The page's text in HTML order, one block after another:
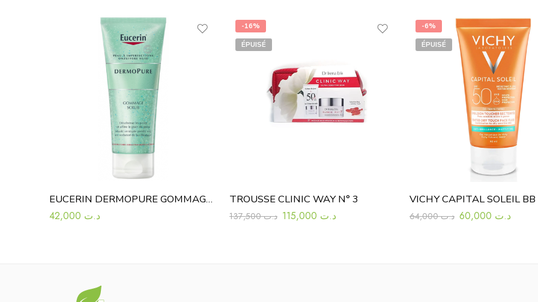
EUCERIN DERMOPURE GOMMAGE 100 ML
د.ت
-16%
ÉPUISÉ
TROUSSE CLINIC WAY N° 3
د.ت137,500 د.ت
-6%
ÉPUISÉ
د.ت64,000 د.ت